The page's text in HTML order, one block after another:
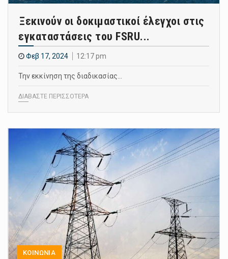
Ξεκινούν οι δοκιμαστικοί έλεγχοι στις
εγκαταστάσεις του FSRU...
Φεβ 17, 2024 12:17 pm
Την εκκίνηση της διαδικασίας…
ΔΙΑΒΑΣΤΕ ΠΕΡΙΣΣΟΤΕΡΑ
ΚΟΙΝΩΝΙΑ